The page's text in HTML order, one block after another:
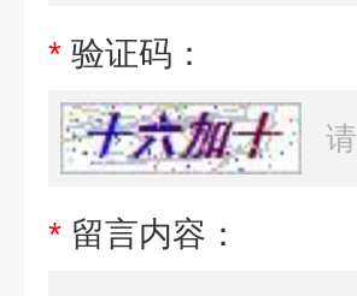
* 验证码：
* 留言内容：